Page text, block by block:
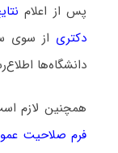
پس از اعلام
دکتری از سوی
دانشگاه‌ها
همچنین لازم
فرم صلاحیت